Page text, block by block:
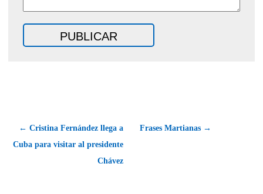
← Cristina Fernández llega a
Cuba para visitar al presidente
Chávez
Frases Martianas →